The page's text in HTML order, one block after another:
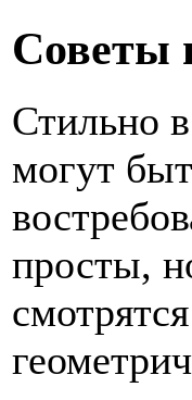
Советы
Стильно
могут
просты,